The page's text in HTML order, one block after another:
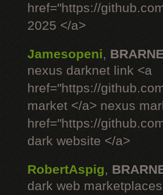
href="https://
2025 </a>
Jamesopeni,
nexus darknet link <a
href="https://
market </a> nexus
href="https://
dark website </a>
RobertAspig,
dark web